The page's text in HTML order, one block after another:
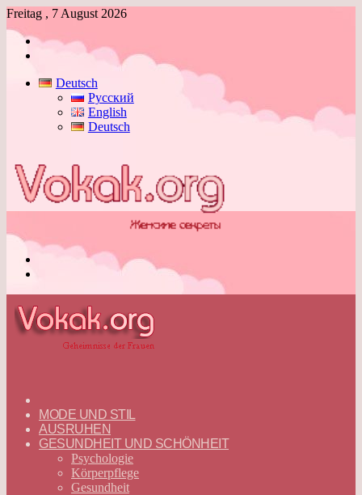
Freitag , 7 August 2026
Anmelden
Deutsch
Русский
English
Deutsch
—
DEUTSCH
MODE UND STIL
AUSRUHEN
GESUNDHEIT UND SCHÖNHEIT
Psychologie
Körperpflege
Gesundheit